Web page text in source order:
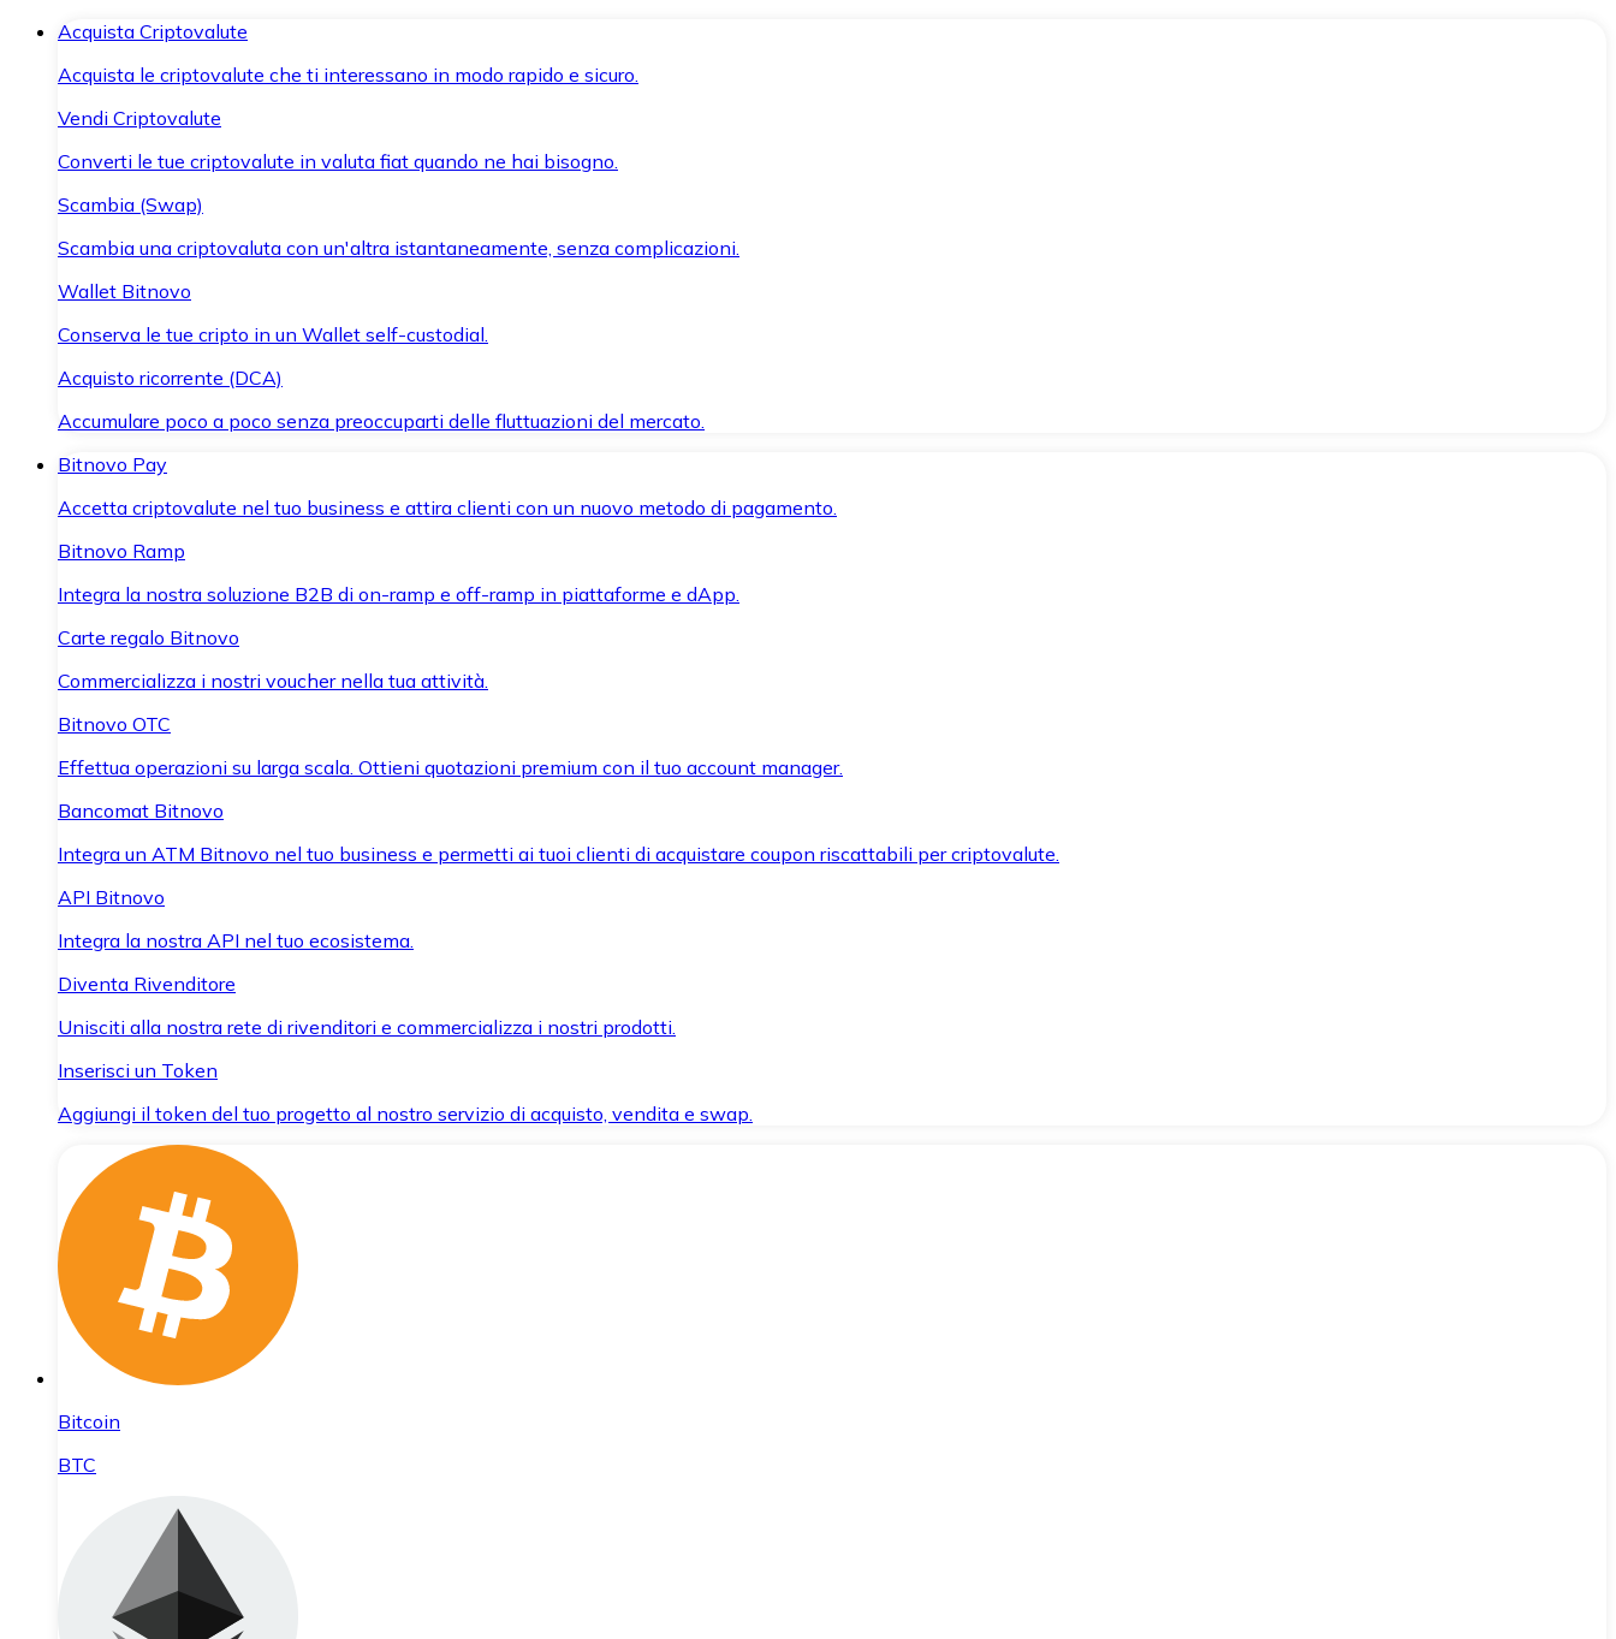
Acquista Criptovalute
Acquista le criptovalute che ti interessano in modo rapido e sicuro.
Vendi Criptovalute
Converti le tue criptovalute in valuta fiat quando ne hai bisogno.
Scambia (Swap)
Scambia una criptovaluta con un'altra istantaneamente, senza complicazioni.
Wallet Bitnovo
Conserva le tue cripto in un Wallet self-custodial.
Acquisto ricorrente (DCA)
Accumulare poco a poco senza preoccuparti delle fluttuazioni del mercato.
Bitnovo Pay
Accetta criptovalute nel tuo business e attira clienti con un nuovo metodo di pagamento.
Bitnovo Ramp
Integra la nostra soluzione B2B di on-ramp e off-ramp in piattaforme e dApp.
Carte regalo Bitnovo
Commercializza i nostri voucher nella tua attività.
Bitnovo OTC
Effettua operazioni su larga scala. Ottieni quotazioni premium con il tuo account manager.
Bancomat Bitnovo
Integra un ATM Bitnovo nel tuo business e permetti ai tuoi clienti di acquistare coupon riscattabili per criptovalute.
API Bitnovo
Integra la nostra API nel tuo ecosistema.
Diventa Rivenditore
Unisciti alla nostra rete di rivenditori e commercializza i nostri prodotti.
Inserisci un Token
Aggiungi il token del tuo progetto al nostro servizio di acquisto, vendita e swap.
Bitcoin
BTC